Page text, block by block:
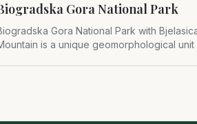
Gora National Park
Gora National Park with
is a unique geomorphological unit